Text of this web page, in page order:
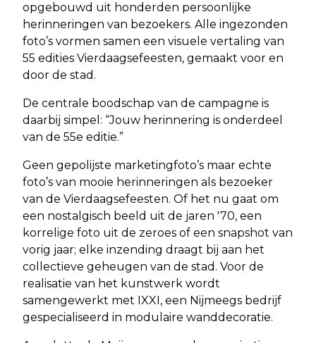
opgebouwd uit honderden persoonlijke
herinneringen van bezoekers. Alle ingezonden
foto’s vormen samen een visuele vertaling van
55 edities Vierdaagsefeesten, gemaakt voor en
door de stad.
De centrale boodschap van de campagne is
daarbij simpel: “Jouw herinnering is onderdeel
van de 55e editie.”
Geen gepolijste marketingfoto’s maar echte
foto’s van mooie herinneringen als bezoeker
van de Vierdaagsefeesten. Of het nu gaat om
een nostalgisch beeld uit de jaren '70, een
korrelige foto uit de zeroes of een snapshot van
vorig jaar; elke inzending draagt bij aan het
collectieve geheugen van de stad. Voor de
realisatie van het kunstwerk wordt
samengewerkt met IXXI, een Nijmeegs bedrijf
gespecialiseerd in modulaire wanddecoratie.